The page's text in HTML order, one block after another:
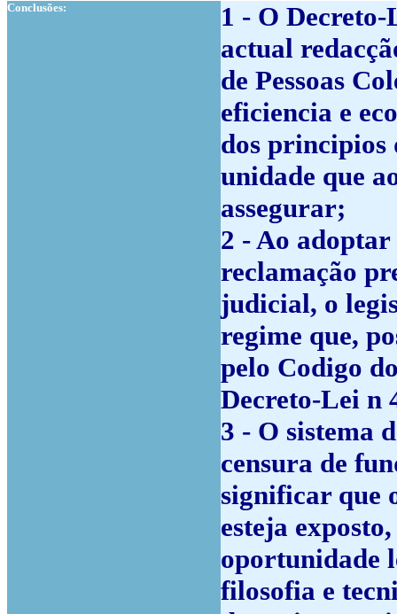
Conclusões:
1 - O
actual
de Pessoas
eficiencia e
dos principios
unidade que
assegurar;
2 - Ao adoptar
reclamação
judicial, o
regime que,
pelo Codigo
Decreto-Lei n
3 - O sistema
censura de
significar que
esteja
oportunidade
filosofia e